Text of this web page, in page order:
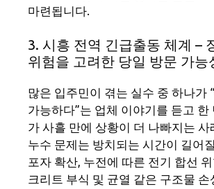
마련됩니다.
3. 시흥 전역 긴급출동 체계 –
위험을 고려한 당일 방문 가능
많은 입주민이 겪는 실수 중 하나가
가능하다”는 업체 이야기를 듣고 한
가 사흘 만에 상황이 더 나빠지는 사
누수 문제는 방치되는 시간이 길어
포자 확산, 누전에 따른 전기 합선
크리트 부식 및 균열 같은 구조물 손